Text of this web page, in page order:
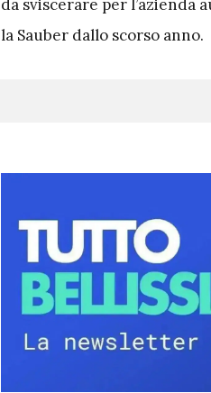
da sviscerare per l’azienda
la Sauber dallo scorso anno.